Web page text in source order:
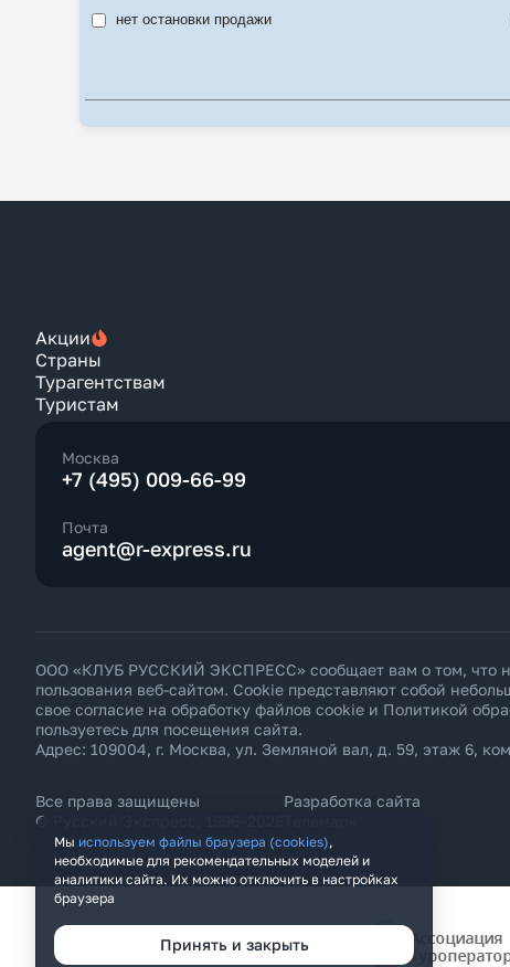
о. Миконос
Пелопоннес - Аркуди
Пиерия
нет остановки продажи
Акции
Страны
Турагентствам
Туристам
Москва
+7 (495) 009-66-99
Почта
agent@r-express.ru
ООО «КЛУБ РУССКИЙ ЭКСПРЕСС» сообщает вам о том, что
пользования веб-сайтом. Cookie представляют собой
свое согласие на обработку файлов cookie и Политикой
пользуетесь для посещения сайта.
Адрес: 109004, г. Москва, ул. Земляной вал, д. 59, этаж 6,
Все права защищены
© Русский Экспресс, 1996–2026
Разработка сайта
Мы используем файлы браузера (cookies),
необходимые для рекомендательных моделей и
аналитики сайта. Их можно отключить в настройках
браузера
Принять и закрыть